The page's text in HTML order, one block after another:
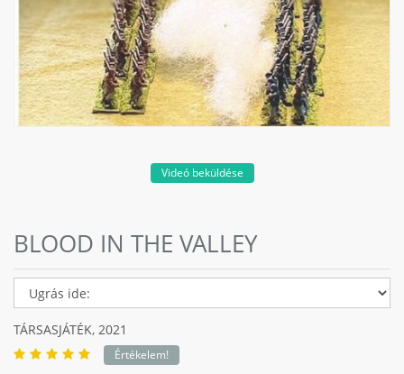
Videó beküldése
BLOOD IN THE VALLEY
TÁRSASJÁTÉK, 2021
Értékelem!